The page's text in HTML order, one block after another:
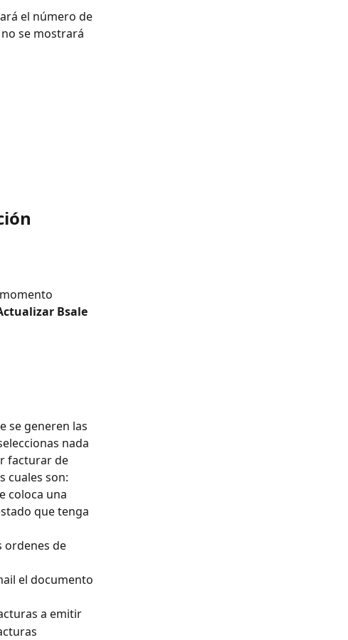
el número de
no se mostrará
Bsale
se generen las
nada
facturar de
cuales son:
coloca una
que tenga
ordenes de
el documento
a emitir